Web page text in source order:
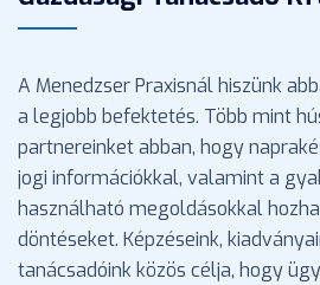
A Menedzser Praxisnál hiszünk
a legjobb befektetés. Több mint
partnereinket abban, hogy
jogi információkkal, valamint a
használható megoldásokkal
döntéseket. Képzéseink,
tanácsadóink közös célja, hogy